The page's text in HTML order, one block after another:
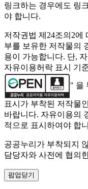
링크하는 경우에도 링
야 합니다.
저작권법 제24조의2에
부를 보유한 저작물의
용이 가능합니다. 단,
자유이용허락 표시 기
" 을
표시가 부착된 저작물
바랍니다. 자유이용의
적으로 표시하여야 합
공공누리가 부착되지
담당자와 사전에 협의
팝업닫기